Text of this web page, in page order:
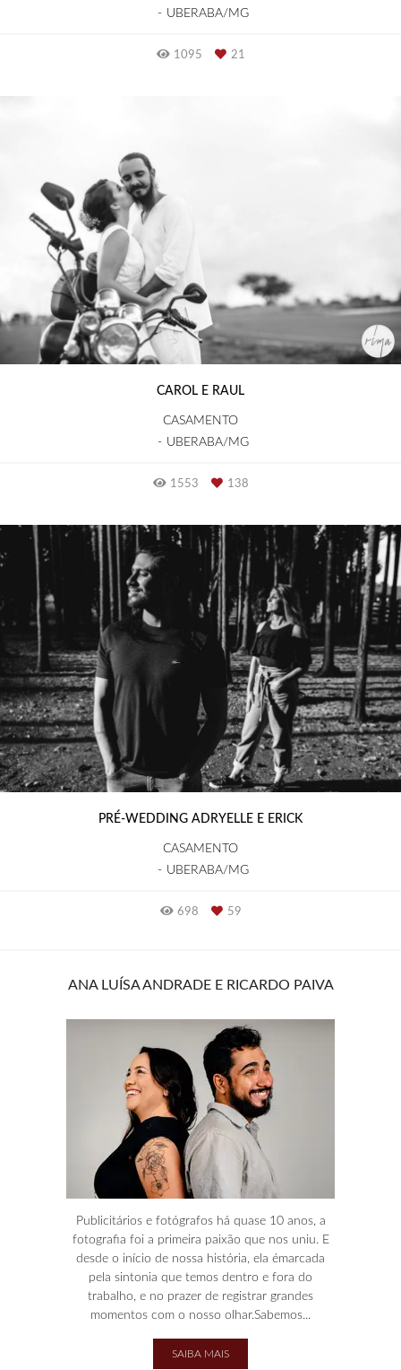
UBERABA/MG
1095 21
CAROL E RAUL
CASAMENTO
UBERABA/MG
1553 138
PRÉ-WEDDING ADRYELLE E ERICK
CASAMENTO
UBERABA/MG
698 59
ANA LUÍSA ANDRADE E RICARDO PAIVA
Publicitários e fotógrafos há quase 10 anos, a
fotografia foi a primeira paixão que nos uniu. E
desde o início de nossa história, ela émarcada
pela sintonia que temos dentro e fora do
trabalho, e no prazer de registrar grandes
momentos com o nosso olhar.Sabemos...
SAIBA MAIS